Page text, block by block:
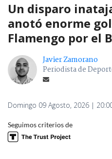
Un disparo
anotó enorme
Flamengo por el
Javier Zamorano
Periodista de
Domingo 09 Agosto, 2026 |
Seguimos criterios de